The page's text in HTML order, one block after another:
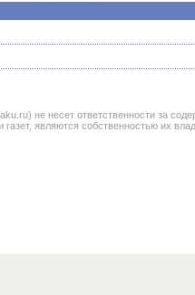
не несет ответственности за
являются собственностью их